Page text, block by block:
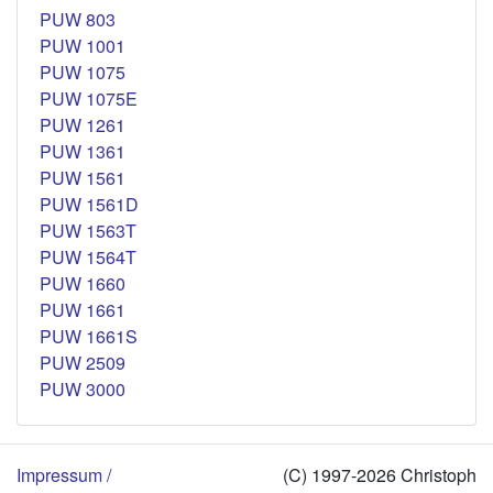
PUW 803
PUW 1001
PUW 1075
PUW 1075E
PUW 1261
PUW 1361
PUW 1561
PUW 1561D
PUW 1563T
PUW 1564T
PUW 1660
PUW 1661
PUW 1661S
PUW 2509
PUW 3000
Impressum /
(C) 1997-2026 Christoph